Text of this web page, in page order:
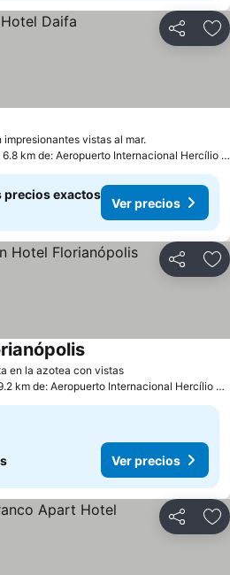
Compartir
vistas al mar.Ver precios
6.8 km de: Aeropuerto Internacional Hercílio
precios exactos
Ver precios
Compartir
en la azotea con vistasVer precios
Ver precios
km de: Aeropuerto Internacional Hercílio
Ver precios
Compartir